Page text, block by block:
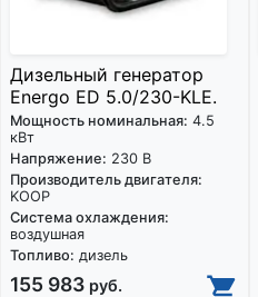
Дизельный генератор
Energo ED 5.0/230-KLE.
Мощность номинальная: 4.5
кВт
Напряжение: 230 В
Производитель двигателя:
KOOP
Система охлаждения:
воздушная
Топливо: дизель
155 983 руб.